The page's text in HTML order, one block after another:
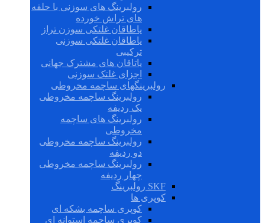
رولبرینگ های سوزنی با حلقه
های تراش خورده
یاطاقان غلتکی سوزن تراز
یاطاقان غلتکی سوزنی
ترکیبی
یاتاقان های مشترک جهانی
اجزای غلتک سوزنی
رولبرینگهای ساچمه مخروطی
رولبرینگ ساچمه مخروطی
یک ردیفه
رولبرینگ های ساچمه
مخروطی
رولبرینگ ساچمه مخروطی
دو ردیفه
رولبرینگ ساچمه مخروطی
چهار ردیفه
SKF رولبرینگ
کوپری ها
کوپری ساچمه بشکه ای
کوپری ساچمه استوانه ای